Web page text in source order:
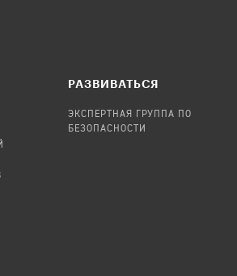
РАЗВИВАТЬСЯ
ЭКСПЕРТНАЯ ГРУППА ПО
БЕЗОПАСНОСТИ